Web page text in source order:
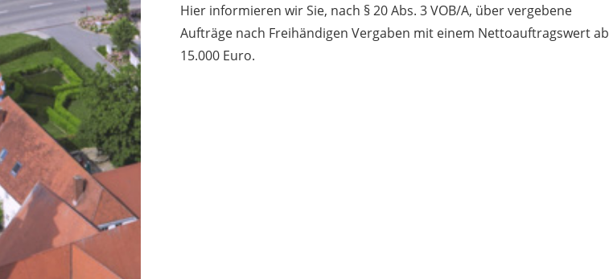
Hier informieren wir Sie, nach § 20 Abs. 3 VOB/A, über vergebene
Aufträge nach Freihändigen Vergaben mit einem Nettoauftragswert ab
15.000 Euro.